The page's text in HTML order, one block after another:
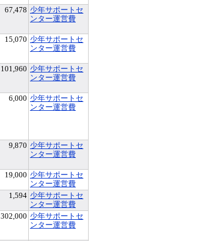
67,478 少年サポートセ
ンター運営費
15,070 少年サポートセ
ンター運営費
101,960 少年サポートセ
ンター運営費
6,000 少年サポートセ
ンター運営費
9,870 少年サポートセ
ンター運営費
19,000 少年サポートセ
ンター運営費
1,594 少年サポートセ
ンター運営費
302,000 少年サポートセ
ンター運営費